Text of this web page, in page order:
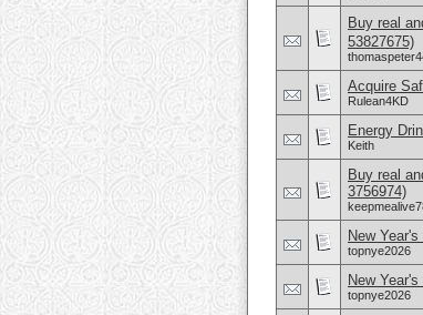
Buy real
53827675)
Acquire
Rulean4KD
Energy
Keith
Buy real
3756974)
New
topnye2026
New
topnye2026